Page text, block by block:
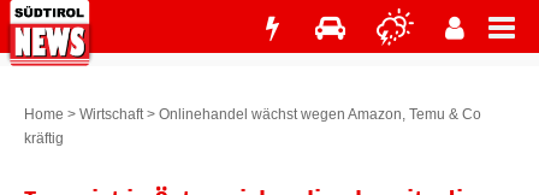
Home > Wirtschaft> Onlinehandel wächst wegen Amazon, Temu & Co
kräftig